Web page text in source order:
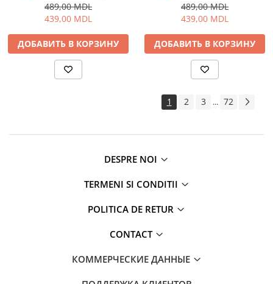
489,00 MDL
439,00 MDL
ДОБАВИТЬ В КОРЗИНУ
489,00 MDL
439,00 MDL
ДОБАВИТЬ В КОРЗИНУ
1 2 3 ... 72
DESPRE NOI
TERMENI SI CONDITII
POLITICA DE RETUR
CONTACT
КОММЕРЧЕСКИЕ ДАННЫЕ